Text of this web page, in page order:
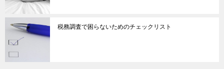
税務調査で困らないためのチェックリスト